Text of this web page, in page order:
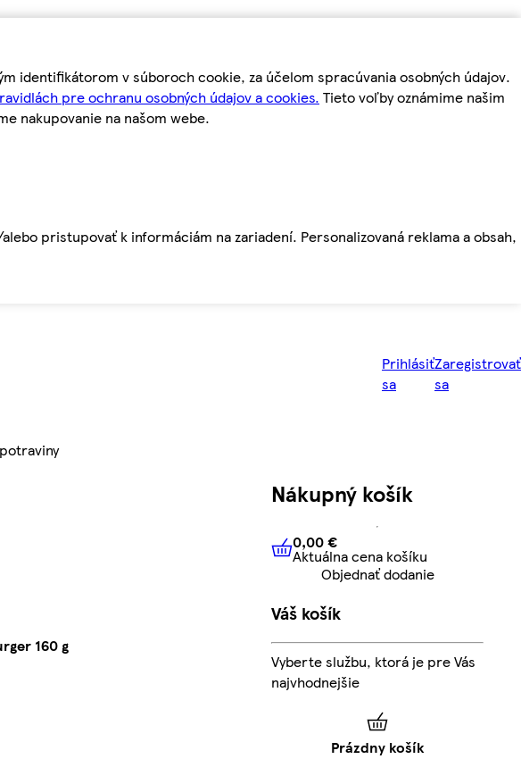
identifikátorom v súboroch cookie, za účelom spracúvania osobných údajov.
pre ochranu osobných údajov a cookies. Tieto voľby oznámime našim
nakupovanie na našom webe.
pristupovať k informáciám na zariadení. Personalizovaná reklama a obsah,
Prihlásiť
sa
Zaregistrovať
sa
160 g
Nákupný košík
0,00 € Aktuálna cena košíku
0,00 €
Aktuálna cena košíku
Objednať dodanie
Váš košík
Vyberte službu, ktorá je pre Vás
najvhodnejšie
Prázdny košík